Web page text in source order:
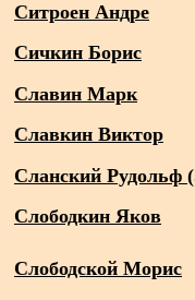
Ситроен Андре
Сичкин Борис
Славин Марк
Славкин Виктор
Сланский Рудольф
Слободкин Яков
Слободской Морис